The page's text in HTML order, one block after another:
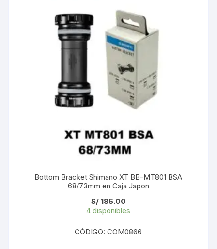
Bottom Bracket Shimano XT BB-MT801 BSA
68/73mm en Caja Japon
S/185.00
4 disponibles
CÓDIGO: COM0866